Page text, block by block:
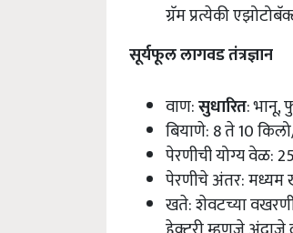
ग्रॅम प्रत्येकी
सूर्यफूल लागवड तंत्रज्ञान
वाण:सुधारित: भानू,
बियाणे: 8 ते 10
पेरणीची योग्य वेळ:
पेरणीचे अंतर: मध्यम
खते: शेवटच्या